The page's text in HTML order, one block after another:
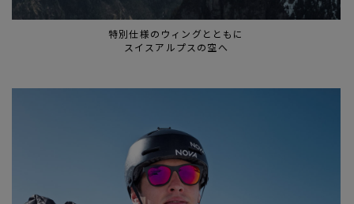
特別仕様のウィングとともに
スイスアルプスの空へ